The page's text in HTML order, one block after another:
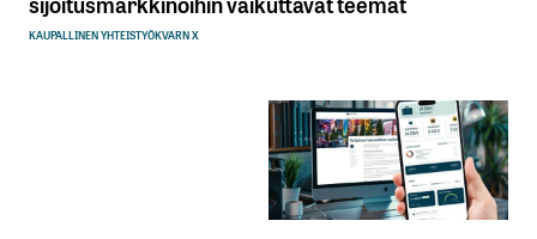
KAUPALLINEN YHTEISTYÖKVARN X